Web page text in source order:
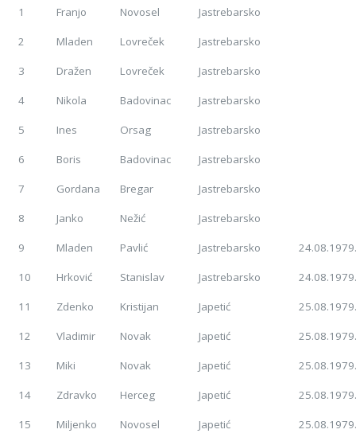
1 Franjo Novosel Jastrebarsko
2 Mladen Lovreček Jastrebarsko
3 Dražen Lovreček Jastrebarsko
4 Nikola Badovinac Jastrebarsko
5 Ines Orsag Jastrebarsko
6 Boris Badovinac Jastrebarsko
7 Gordana Bregar Jastrebarsko
8 Janko Nežić Jastrebarsko
9 Mladen Pavlić Jastrebarsko
10 Hrković Stanislav Jastrebarsko
11 Zdenko Kristijan Japetić
12 Vladimir Novak Japetić
13 Miki Novak Japetić
14 Zdravko Herceg Japetić
15 Miljenko Novosel Japetić